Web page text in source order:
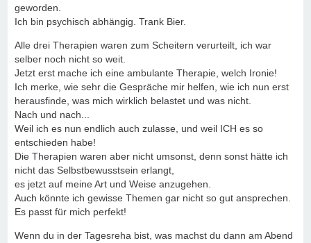
geworden.
Ich bin psychisch abhängig. Trank Bier.
Alle drei Therapien waren zum Scheitern verurteilt, ich war
selber noch nicht so weit.
Jetzt erst mache ich eine ambulante Therapie, welch Ironie!
Ich merke, wie sehr die Gespräche mir helfen, wie ich nun erst
herausfinde, was mich wirklich belastet und was nicht.
Nach und nach...
Weil ich es nun endlich auch zulasse, und weil ICH es so
entschieden habe!
Die Therapien waren aber nicht umsonst, denn sonst hätte ich
nicht das Selbstbewusstsein erlangt,
es jetzt auf meine Art und Weise anzugehen.
Auch könnte ich gewisse Themen gar nicht so gut ansprechen.
Es passt für mich perfekt!
Wenn du in der Tagesreha bist, was machst du dann am Abend